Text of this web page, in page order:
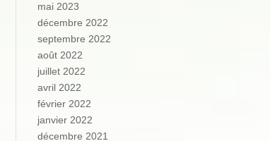
mai 2023
décembre 2022
septembre 2022
août 2022
juillet 2022
avril 2022
février 2022
janvier 2022
décembre 2021